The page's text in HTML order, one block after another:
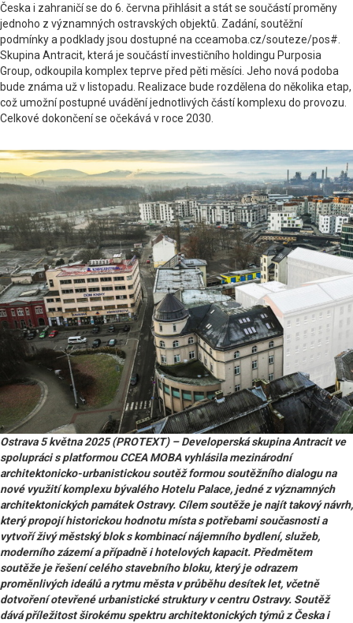
Česka i zahraničí se do 6. června přihlásit a stát se součástí proměny
jednoho z významných ostravských objektů. Zadání, soutěžní
podmínky a podklady jsou dostupné na cceamoba.cz/souteze/pos#.
Skupina Antracit, která je součástí investičního holdingu Purposia
Group, odkoupila komplex teprve před pěti měsíci. Jeho nová podoba
bude známa už v listopadu. Realizace bude rozdělena do několika etap,
což umožní postupné uvádění jednotlivých částí komplexu do provozu.
Celkové dokončení se očekává v roce 2030.
Ostrava 5 května 2025 (PROTEXT) – Developerská skupina Antracit ve
spolupráci s platformou CCEA MOBA vyhlásila mezinárodní
architektonicko-urbanistickou soutěž formou soutěžního dialogu na
nové využití komplexu bývalého Hotelu Palace, jedné z významných
architektonických památek Ostravy. Cílem soutěže je najít takový návrh,
který propojí historickou hodnotu místa s potřebami současnosti a
vytvoří živý městský blok s kombinací nájemního bydlení, služeb,
moderního zázemí a případně i hotelových kapacit. Předmětem
soutěže je řešení celého stavebního bloku, který je odrazem
proměnlivých ideálů a rytmu města v průběhu desítek let, včetně
dotvoření otevřené urbanistické struktury v centru Ostravy. Soutěž
dává příležitost širokému spektru architektonických týmů z Česka i